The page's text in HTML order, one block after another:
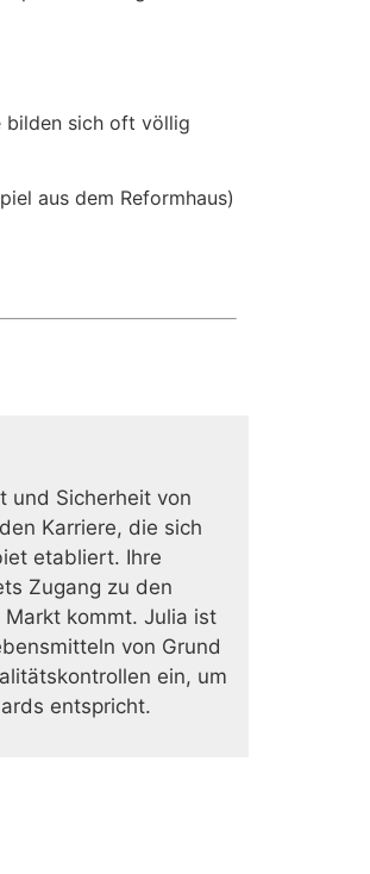
bilden sich oft völlig
aus dem Reformhaus)
und Sicherheit von
Karriere, die sich
etabliert. Ihre
Zugang zu den
kommt. Julia ist
von Grund
ein, um
entspricht.